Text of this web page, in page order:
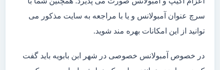
سرچ عنوان آمبولانس و یا با مراجعه به سایت مذکور می
توانید از این امکانات بهره مند شوید.
در خصوص آمبولانس خصوصی در شهر ابن بابویه باید گفت